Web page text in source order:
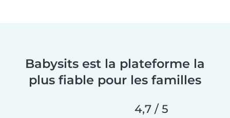
Babysits est la plateforme la
plus fiable pour les familles
4,7 / 5